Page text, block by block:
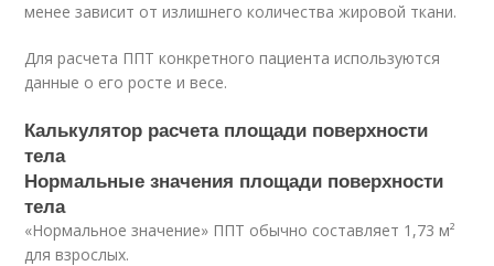
менее зависит от излишнего количества жировой ткани.
Для расчета ППТ конкретного пациента используются
данные о его росте и весе.
Калькулятор расчета площади поверхности
тела
Нормальные значения площади поверхности
тела
«Нормальное значение» ППТ обычно составляет 1,73 м²
для взрослых.